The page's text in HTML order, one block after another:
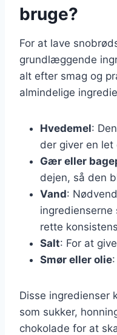
bruge?
For at lave
grundlæggende
alt efter smag og
almindelige
Hvedemel:
der giver en
Gær eller
dejen, så den
Vand:
ingredienserne
rette
Salt: For at
Smør eller olie
Disse ingredienser
som sukker,
chokolade for at